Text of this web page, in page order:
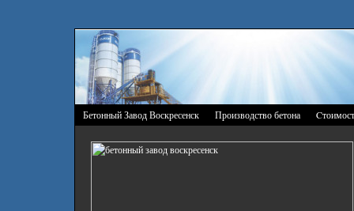
Бетонный Завод Воскресенск Производство бетона